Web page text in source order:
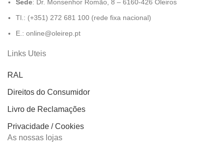
Sede: Dr. Monsenhor Romão, 8 – 6160-426 Oleiros
Tl.: (+351) 272 681 100 (rede fixa nacional)
E.: online@oleirep.pt
Links Uteis
RAL
Direitos do Consumidor
Livro de Reclamações
Privacidade / Cookies
As nossas lojas